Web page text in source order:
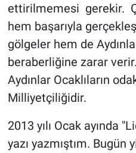
ettirilmemesi gerekir.
hem başarıyla
gölgeler hem de
beraberliğine zarar
Aydınlar Ocaklıların
Milliyetçiliğidir.
2013 yılı Ocak ayında
yazı yazmıştım. Bugün